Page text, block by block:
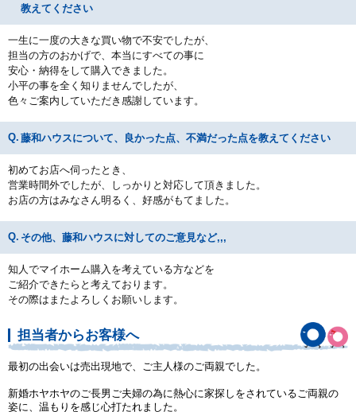
教えてください
一生に一度の大きな買い物で不安でしたが、
担当の方のおかげで、本当にすべての事に
安心・納得をして購入できました。
小平の事を全く知りませんでしたが、
色々ご案内していただき感謝しています。
藤和ハウスについて、良かった点、不満だった点を教えてください
初めてお店へ伺ったとき、
営業時間外でしたが、しっかりと対応して頂きました。
お店の方はみなさん明るく、好感がもてました。
その他、藤和ハウスに対してのご意見など,,,
知人でマイホーム購入を考えている方などを
ご紹介できたらと考えております。
その際はまたよろしくお願いします。
担当者からお客様へ
最初の出会いは売出現地で、ご主人様のご両親でした。
新婚ホヤホヤのご長男ご夫婦の為に熱心に家探しをされているご両親の
姿に、温もりを感じ心打たれました。